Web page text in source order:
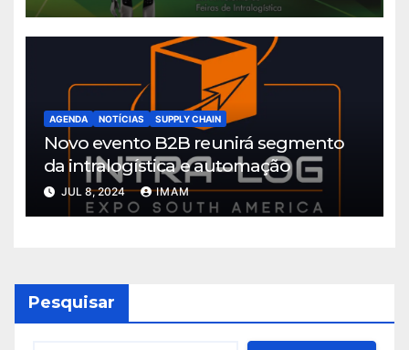
AGENDA NOTÍCIAS SUPPLY CHAIN
Novo evento B2B reunirá segmento
da intralogística e automação
JUL 8, 2024 IMAM
Pesquisar